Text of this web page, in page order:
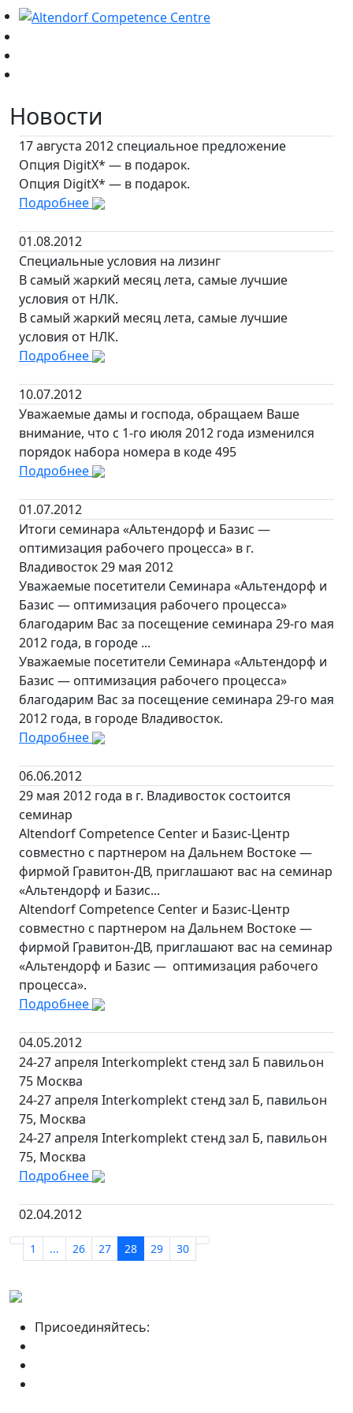
Новости
17 августа 2012 специальное предложение
Опция DigitX* — в подарок.
Опция DigitX* — в подарок.
Подробнее
01.08.2012
Специальные условия на лизинг
В самый жаркий месяц лета, самые лучшие
условия от НЛК.
В самый жаркий месяц лета, самые лучшие
условия от НЛК.
Подробнее
10.07.2012
Уважаемые дамы и господа, обращаем Ваше
внимание, что с 1-го июля 2012 года изменился
порядок набора номера в коде 495
Подробнее
01.07.2012
Итоги семинара «Альтендорф и Базис —
оптимизация рабочего процесса» в г.
Владивосток 29 мая 2012
Уважаемые посетители Семинара «Альтендорф и
Базис — оптимизация рабочего процесса»
благодарим Вас за посещение семинара 29-го мая
2012 года, в городе ...
Уважаемые посетители Семинара «Альтендорф и
Базис — оптимизация рабочего процесса»
благодарим Вас за посещение семинара 29-го мая
2012 года, в городе Владивосток.
Подробнее
06.06.2012
29 мая 2012 года в г. Владивосток состоится
семинар
Altendorf Competence Center и Базис-Центр
совместно с партнером на Дальнем Востоке —
фирмой Гравитон-ДВ, приглашают вас на семинар
«Альтендорф и Базис...
Altendorf Competence Center и Базис-Центр
совместно с партнером на Дальнем Востоке —
фирмой Гравитон-ДВ, приглашают вас на семинар
«Альтендорф и Базис — оптимизация рабочего
процесса».
Подробнее
04.05.2012
24-27 апреля Interkomplekt стенд зал Б павильон
75 Москва
24-27 апреля Interkomplekt стенд зал Б, павильон
75, Москва
24-27 апреля Interkomplekt стенд зал Б, павильон
75, Москва
Подробнее
02.04.2012
1 ... 26 27 28 29 30
Присоединяйтесь: